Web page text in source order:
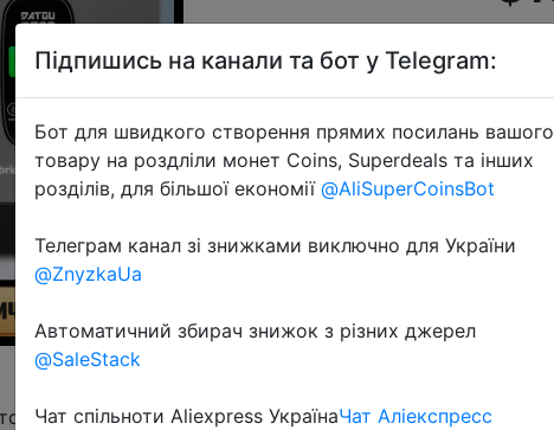
+ промокод SSUA18 + знижка монетками 177
Підпишись на канали та бот у Telegram:
Бот для швидкого створення прямих посилань вашого
товару на роздліли монет Coins, Superdeals та інших
розділів, для більшої економії @AliSuperCoinsBot
Телеграм канал зі знижками виключно для України
@ZnyzkaUa
Автоматичний збирач знижок з різних джерел
@SaleStack
Чат спільноти Aliexpress УкраїнаЧат Аліекспресс